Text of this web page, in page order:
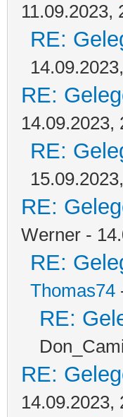
11.09.2023,
RE:
RE:
14.09.2023,
RE:
RE:
Werner -
RE:
Thomas74
RE:
RE:
14.09.2023,